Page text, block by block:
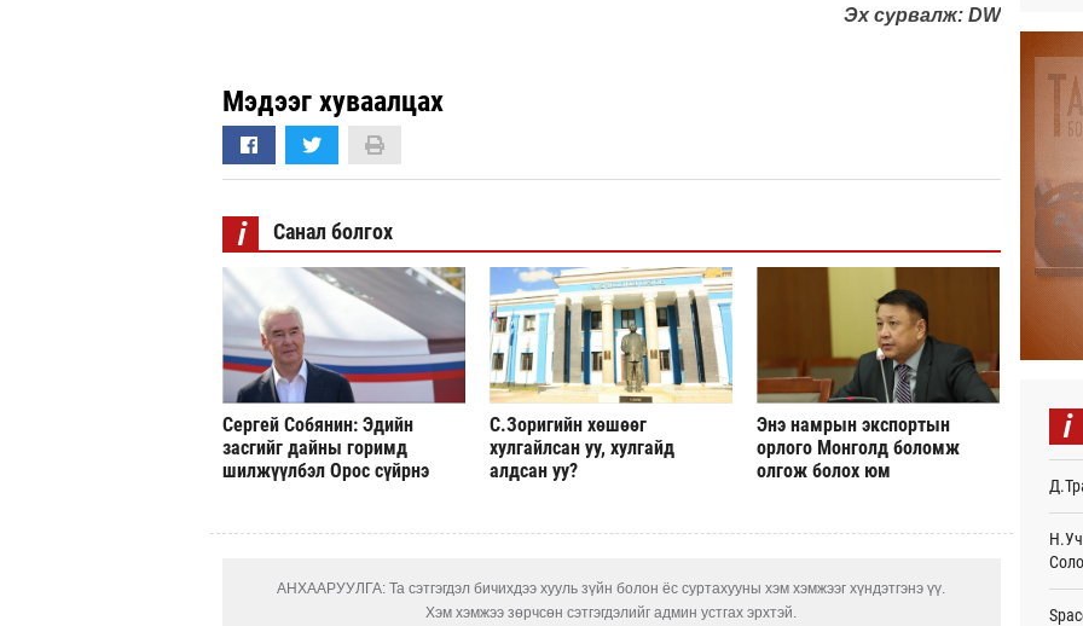
Эх сурвалж: DW
Мэдээг хуваалцах
i Санал болгох
Сергей Собянин: Эдийн
засгийг дайны горимд
шилжүүлбэл Орос сүйрнэ
С.Зоригийн хөшөөг
хулгайлсан уу, хулгайд
алдсан уу?
Энэ намрын экспортын
орлого Монголд боломж
олгож болох юм
АНХААРУУЛГА: Та сэтгэгдэл бичихдээ хууль зүйн болон ёс суртахууны хэм хэмжээг хүндэтгэнэ үү.
Хэм хэмжээ зөрчсөн сэтгэгдэлийг админ устгах эрхтэй.
i